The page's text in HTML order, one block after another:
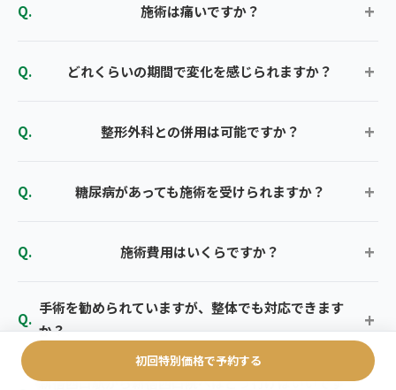
施術は痛いですか？
どれくらいの期間で変化を感じられますか？
整形外科との併用は可能ですか？
糖尿病があっても施術を受けられますか？
施術費用はいくらですか？
手術を勧められていますが、整体でも対応できます
か？
新宿西口駅から新宿西口院へはどう行けばいいです
初回特別価格で予約する